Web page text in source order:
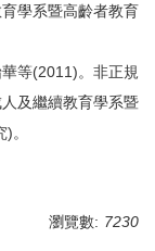
學系暨高齡者教育
等(2011)。非正規
及繼續教育學系暨
。
瀏覽數: 7230